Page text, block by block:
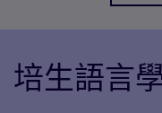
培生語言